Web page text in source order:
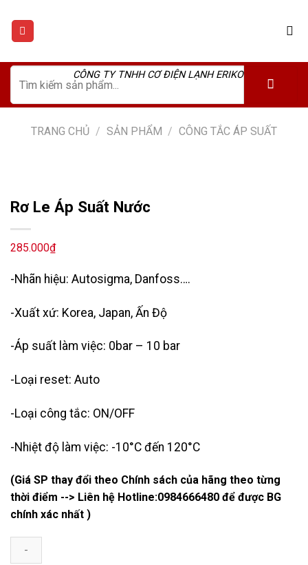
content
CÔNG TY TNHH CƠ ĐIỆN LẠNH ERIKO
kiếm:
TRANG CHỦ / SẢN PHẨM / CÔNG TẮC ÁP SUẤT
Rơ Le Áp Suất Nước
285.000₫
-Nhãn hiệu: Autosigma, Danfoss….
-Xuất xứ: Korea, Japan, Ấn Độ
-Áp suất làm việc: 0bar – 10 bar
-Loại reset: Auto
-Loại công tắc: ON/OFF
-Nhiệt độ làm việc: -10°C đến 120°C
(Giá SP thay đổi theo Chính sách của hãng theo từng
thời điểm --> Liên hệ Hotline:0984666480 để được BG
chính xác nhất )